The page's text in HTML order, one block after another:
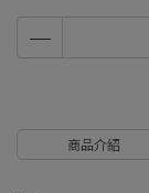
商品介紹